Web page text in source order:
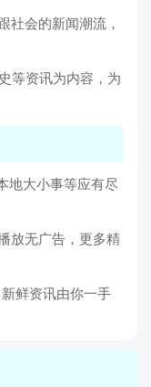
社会的新闻潮流，
等资讯为内容，为
地大小事等应有尽
放无广告，更多精
鲜资讯由你一手